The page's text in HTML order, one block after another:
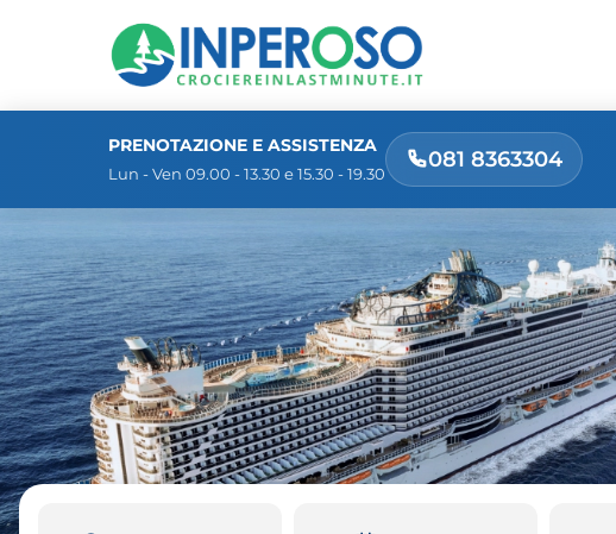
PRENOTAZIONE E ASSISTENZA
Lun - Ven 09.00 - 13.30 e 15.30 - 19.30
081 8363304